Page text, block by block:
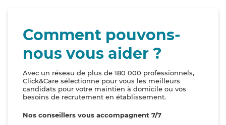
Comment pouvons-
nous vous aider ?
Avec un réseau de plus de 180 000 professionnels,
Click&Care sélectionne pour vous les meilleurs
candidats pour votre maintien à domicile ou vos
besoins de recrutement en établissement.
Nos conseillers vous accompagnent 7/7